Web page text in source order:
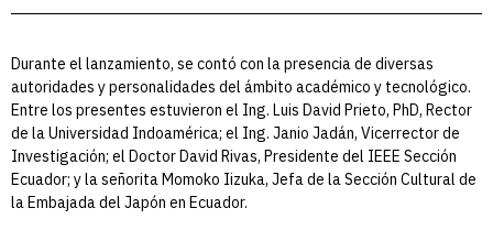
Durante el lanzamiento, se contó con la presencia de diversas
autoridades y personalidades del ámbito académico y tecnológico.
Entre los presentes estuvieron el Ing. Luis David Prieto, PhD, Rector
de la Universidad Indoamérica; el Ing. Janio Jadán, Vicerrector de
Investigación; el Doctor David Rivas, Presidente del IEEE Sección
Ecuador; y la señorita Momoko Iizuka, Jefa de la Sección Cultural de
la Embajada del Japón en Ecuador.